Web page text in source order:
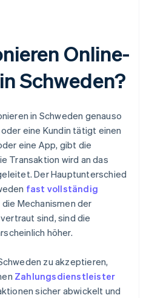
Online-
Schweden?
in Schweden genauso
eine Kundin tätigt einen
eine App, gibt die
Transaktion wird an das
Der Hauptunterschied
fast vollständig
die Mechanismen der
sind, sind die
höher.
zu akzeptieren,
Zahlungsdienstleister
sicher abwickelt und